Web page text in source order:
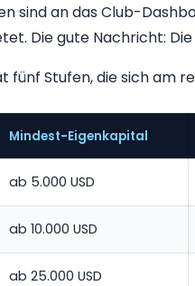
sind an das Club-
Die gute Nachricht:
fünf Stufen, die sich am
Mindest-Eigenkapital
ab 5.000 USD
ab 10.000 USD
ab 25.000 USD